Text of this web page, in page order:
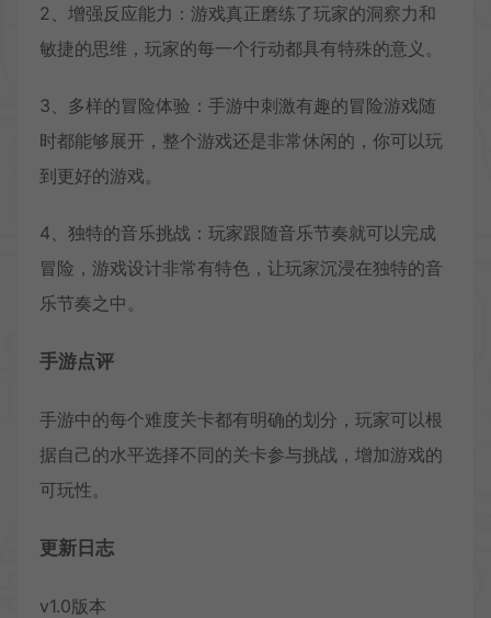
2、增强反应能力：游戏真正磨练了玩家的洞察力和
敏捷的思维，玩家的每一个行动都具有特殊的意义。
3、多样的冒险体验：手游中刺激有趣的冒险游戏随
时都能够展开，整个游戏还是非常休闲的，你可以玩
到更好的游戏。
4、独特的音乐挑战：玩家跟随音乐节奏就可以完成
冒险，游戏设计非常有特色，让玩家沉浸在独特的音
乐节奏之中。
手游点评
手游中的每个难度关卡都有明确的划分，玩家可以根
据自己的水平选择不同的关卡参与挑战，增加游戏的
可玩性。
更新日志
v1.0版本